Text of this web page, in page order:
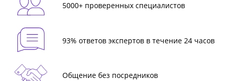
5000+ проверенных специалистов
93% ответов экспертов в течение 24 часов
Общение без посредников